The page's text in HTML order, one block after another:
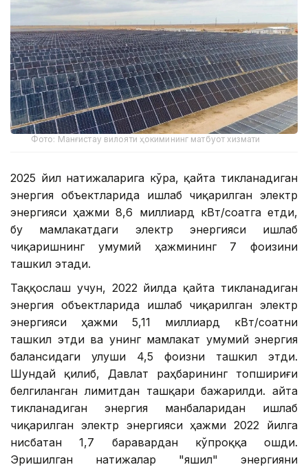
Фото: Манғистау вилояти ҳокимининг матбуот хизмати
2025 йил натижаларига кўра, қайта тикланадиган
энергия объектларида ишлаб чиқарилган электр
энергияси ҳажми 8,6 миллиард кВт/соатга етди,
бу мамлакатдаги электр энергияси ишлаб
чиқаришнинг умумий ҳажмининг 7 фоизини
ташкил этади.
Таққослаш учун, 2022 йилда қайта тикланадиган
энергия объектларида ишлаб чиқарилган электр
энергияси ҳажми 5,11 миллиард кВт/соатни
ташкил этди ва унинг мамлакат умумий энергия
балансидаги улуши 4,5 фоизни ташкил этди.
Шундай қилиб, Давлат раҳбарининг топшириғи
белгиланган лимитдан ташқари бажарилди. Қайта
тикланадиган энергия манбаларидан ишлаб
чиқарилган электр энергияси ҳажми 2022 йилга
нисбатан 1,7 баравардан кўпроққа ошди.
Эришилган натижалар "яшил" энергияни